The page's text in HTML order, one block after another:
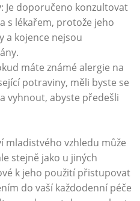
: Je doporučeno konzultovat
s lékařem, protože jeho
a kojence nejsou
máte známé alergie na
potraviny, měli byste se
vyhnout, abyste předešli
mladistvého vzhledu může
stejně jako u jiných
k jeho použití přistupovat
do vaší každodenní péče